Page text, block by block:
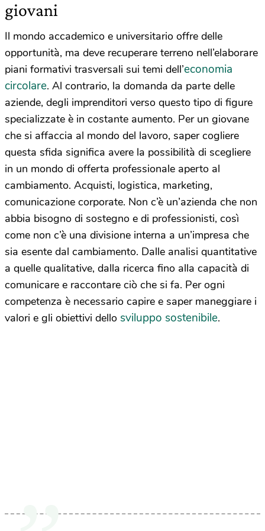
giovani
Il mondo accademico e universitario offre delle
opportunità, ma deve recuperare terreno nell’elaborare
piani formativi trasversali sui temi dell’economia
circolare. Al contrario, la domanda da parte delle
aziende, degli imprenditori verso questo tipo di figure
specializzate è in costante aumento. Per un giovane
che si affaccia al mondo del lavoro, saper cogliere
questa sfida significa avere la possibilità di scegliere
in un mondo di offerta professionale aperto al
cambiamento. Acquisti, logistica, marketing,
comunicazione corporate. Non c’è un’azienda che non
abbia bisogno di sostegno e di professionisti, così
come non c’è una divisione interna a un’impresa che
sia esente dal cambiamento. Dalle analisi quantitative
a quelle qualitative, dalla ricerca fino alla capacità di
comunicare e raccontare ciò che si fa. Per ogni
competenza è necessario capire e saper maneggiare i
valori e gli obiettivi dello sviluppo sostenibile.